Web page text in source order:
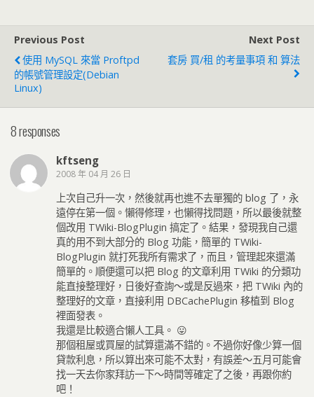
Previous Post
使用 MySQL 來當 Proftpd
的帳號管理設定(Debian
Linux)
Next Post
套房 買/租 的考量事項 和 算法
8 responses
kftseng
2008 年 04 月 26 日
上次自己升一次，然後就再也進不去單獨的 blog 了，永
遠停在第一個。懶得修理，也懶得找問題，所以最後就整
個改用 TWiki-BlogPlugin 搞定了。結果，發現我自己還
真的用不到大部分的 Blog 功能，簡單的 TWiki-
BlogPlugin 就打死我所有需求了，而且，管理起來還滿
簡單的。順便還可以把 Blog 的文章利用 TWiki 的分類功
能直接整理好，日後好查詢～或是反過來，把 TWiki 內的
整理好的文章，直接利用 DBCachePlugin 移植到 Blog
裡面發表。
我還是比較適合懶人工具。 😛
那個租屋或買屋的試算還滿不錯的。不過你好像少算一個
貸款利息，所以算出來可能不太對，有誤差～五月可能會
找一天去你家拜訪一下～時間等確定了之後，再跟你約
吧！